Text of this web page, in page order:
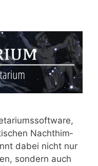
Nacht­him­
dabei nicht nur
son­dern auch